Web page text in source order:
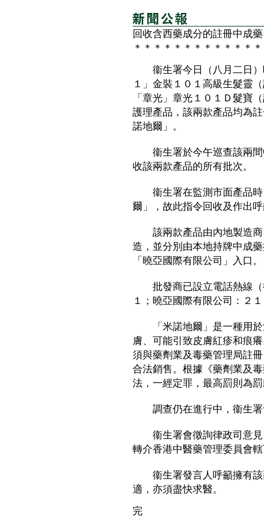
回收含西藥成分的註冊中成
＊＊＊＊＊＊＊＊＊＊＊＊
衞生署今日（八月二日）
１」金裝１０１高級生髮靈
「章光」章光１０１Ｄ髮寶
護理產品，該兩款產品均為
諾地爾」。
衞生署於今午巡查該兩間
收該兩款產品的所有批次。
衞生署在監測市面產品時
爾」，故此指令回收及作出
該兩款產品由內地製造商
造，並分別由本地持牌中成
「曉亞國際有限公司」入口。
批發商已設立電話熱線（
１；曉亞國際有限公司：２
「米諾地爾」是一種用於
膚、可能引致皮膚紅疹和痕
須與藥劑業及毒藥管理局註
合法銷售。根據《藥劑業及
法，一經定罪，最高罰則為
調查仍在進行中，衞生署
衞生署會徵詢律政司意見
轉介香港中醫藥管理委員會
衞生署發言人呼籲擁有該
適，亦須盡快求醫。
完